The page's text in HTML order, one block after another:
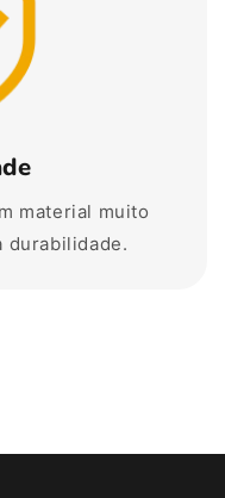
material muito
durabilidade.